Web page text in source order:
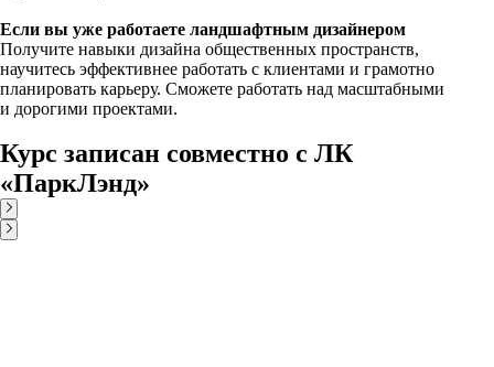
Если вы уже работаете ландшафтным дизайнером
Получите навыки дизайна общественных пространств,
научитесь эффективнее работать с клиентами и грамотно
планировать карьеру. Сможете работать над масштабными
и дорогими проектами.
Курс записан совместно с ЛК
«ПаркЛэнд»